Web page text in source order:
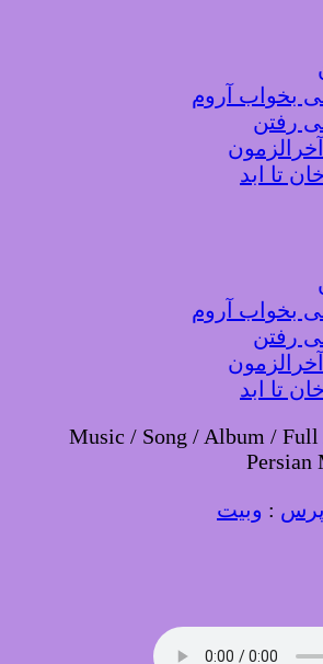
بخواب آروم
رفتن
تا ابد
بخواب آروم
رفتن
تا ابد
Music / Song / Album /
: وبیت